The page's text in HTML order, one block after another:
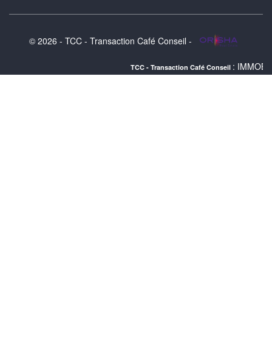
© 2026 - TCC - Transaction Café Conseil -
TCC - Transaction Café Conseil: IMMOBILIER